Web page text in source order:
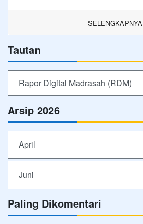
SELENGKAPNYA
Tautan
Rapor Digital Madrasah (RDM)
Arsip 2026
April
Juni
Paling Dikomentari